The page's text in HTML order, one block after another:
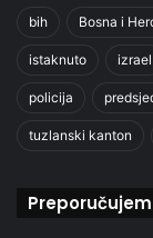
bih Bosna i
istaknuto izrael
policija
tuzlanski kanton